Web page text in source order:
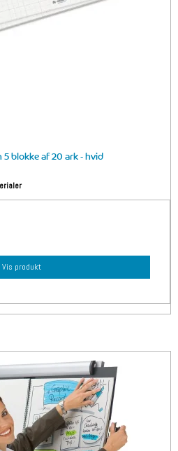
blokke af 20 ark - hvid
Vis produkt